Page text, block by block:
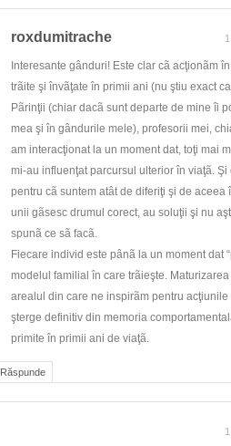
Răspunde
roxdumitrache
Interesante gânduri! Este clar cã acţionãm
trãite şi învãţate în primii ani (nu ştiu exact
Pãrinţii (chiar dacã sunt departe de mine îi
mea şi în gândurile mele), profesorii mei,
am interacţionat la un moment dat, toţi mai
mi-au influenţat parcursul ulterior în viaţã. Şi
pentru cã suntem atât de diferiţi şi de aceea
unii gãsesc drumul corect, au soluţii şi nu
spunã ce sã facã.
Fiecare individ este pânã la un moment dat
modelul familial în care trãieşte. Maturizarea
arealul din care ne inspirãm pentru
şterge definitiv din memoria
primite în primii ani de viaţã.